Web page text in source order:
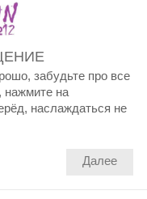
забудьте про все
нажмите на
наслаждаться не
Далее